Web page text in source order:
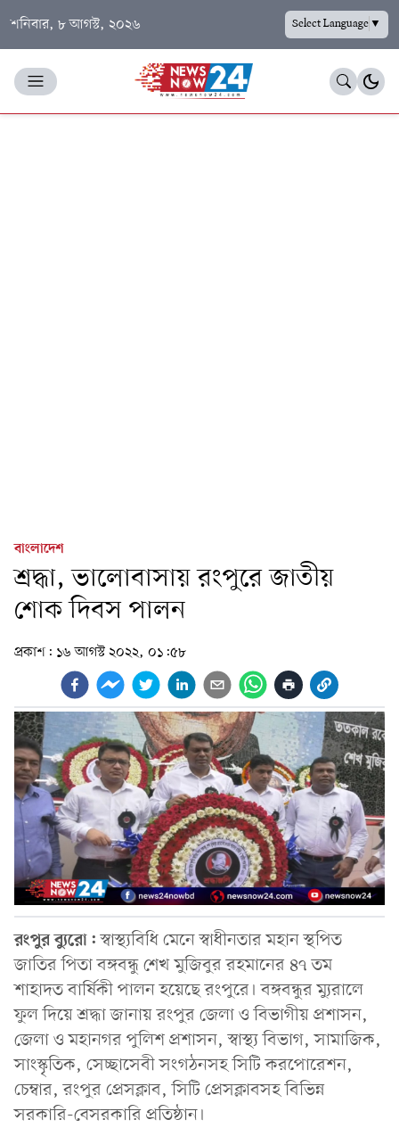
শনিবার, ৮ আগস্ট, ২০২৬ Select Language▼
বাংলাদেশ
শ্রদ্ধা, ভালোবাসায় রংপুরে জাতীয়
শোক দিবস পালন
প্রকাশ: ১৬ আগস্ট ২০২২, ০১:৫৮
রংপুর ব্যুরো:স্বাস্থ্যবিধি মেনে স্বাধীনতার মহান স্থপিত
জাতির পিতা বঙ্গবন্ধু শেখ মুজিবুর রহমানের ৪৭ তম
শাহাদত বার্ষিকী পালন হয়েছে রংপুরে। বঙ্গবন্ধুর ম্যুরালে
ফুল দিয়ে শ্রদ্ধা জানায় রংপুর জেলা ও বিভাগীয় প্রশাসন,
জেলা ও মহানগর পুলিশ প্রশাসন, স্বাস্থ্য বিভাগ, সামাজিক,
সাংস্কৃতিক, সেচ্ছাসেবী সংগঠনসহ সিটি করপোরেশন,
চেম্বার, রংপুর প্রেসক্লাব, সিটি প্রেসক্লাবসহ বিভিন্ন
সরকারি-বেসরকারি প্রতিষ্ঠান।